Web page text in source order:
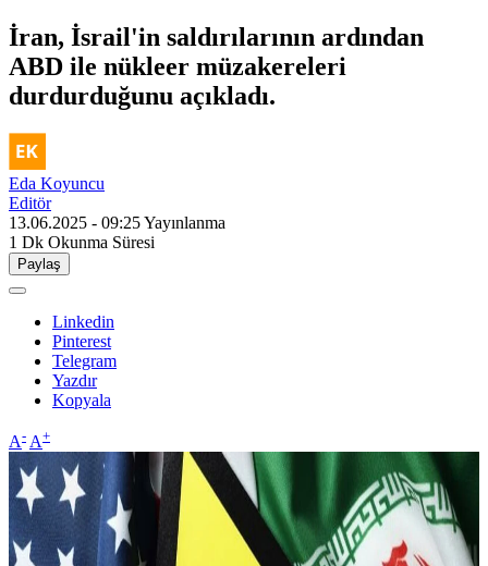
İran, İsrail'in saldırılarının ardından
ABD ile nükleer müzakereleri
durdurduğunu açıkladı.
Eda Koyuncu
Editör
13.06.2025 - 09:25Yayınlanma
1 Dk Okunma Süresi
Paylaş
Linkedin
Pinterest
Telegram
Yazdır
Kopyala
A- A+